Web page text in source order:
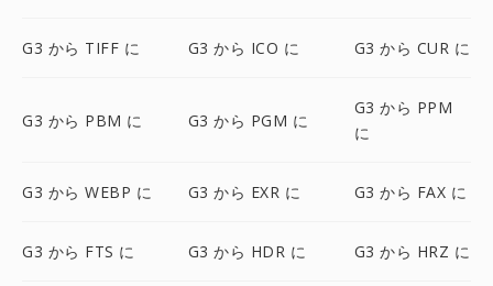
G3 から TIFF に G3 から ICO に G3 から CUR に
G3 から PBM に G3 から PGM に
G3 から PPM
に
G3 から WEBP に G3 から EXR に G3 から FAX に
G3 から FTS に G3 から HDR に G3 から HRZ に